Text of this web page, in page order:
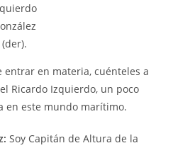
(der).
entrar en materia, cuénteles a
Ricardo Izquierdo, un poco
en este mundo marítimo.
Soy Capitán de Altura de la